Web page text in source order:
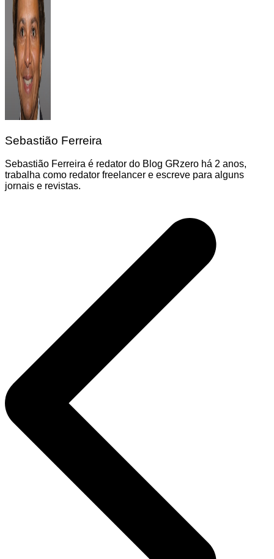
Sebastião Ferreira
Sebastião Ferreira é redator do Blog GRzero há 2 anos,
trabalha como redator freelancer e escreve para alguns
jornais e revistas.